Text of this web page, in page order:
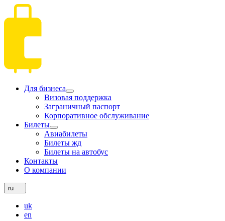
Для бизнеса
Визовая поддержка
Заграничный паспорт
Корпоративное обслуживание
Билеты
Авиабилеты
Билеты жд
Билеты на автобус
Контакты
О компании
ru
uk
en